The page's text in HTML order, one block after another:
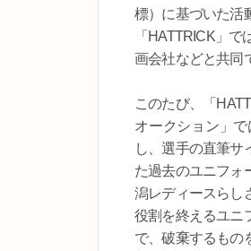
標）に基づいた活
「HATTRICK」
画会社などと共同
このたび、「
オークション」
し、選手の直筆サ
た過去のユニフォ
潟レディースらし
役割を終えるユニ
で、破棄するもの